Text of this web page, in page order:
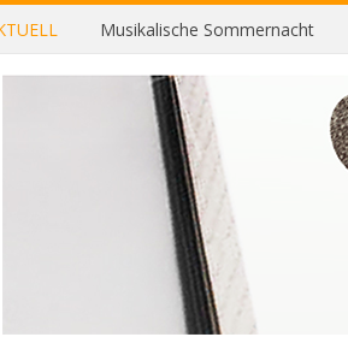
Musikalische Sommernacht